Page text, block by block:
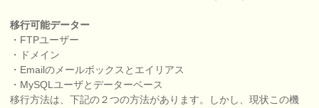
移行可能データー
・FTPユーザー
・ドメイン
・Emailのメールボックスとエイリアス
・MySQLユーザとデーターベース
移行方法は、下記の２つの方法があります。しかし、現状この機